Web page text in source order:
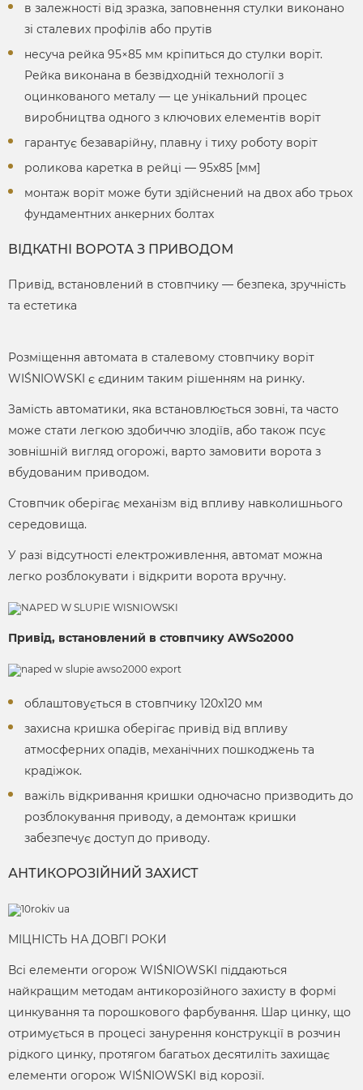
в залежності від зразка, заповнення стулки виконано
зі сталевих профілів або прутів
несуча рейка 95×85 мм кріпиться до стулки воріт.
Рейка виконана в безвідходній технології з
оцинкованого металу — це унікальний процес
виробництва одного з ключових елементів воріт
гарантує безаварійну, плавну і тиху роботу воріт
роликова каретка в рейці — 95х85 [мм]
монтаж воріт може бути здійснений на двох або трьох
фундаментних анкерних болтах
ВІДКАТНІ ВОРОТА З ПРИВОДОМ
Привід, встановлений в стовпчику — безпека, зручність
та естетика
Розміщення автомата в сталевому стовпчику воріт
WIŚNIOWSKI є єдиним таким рішенням на ринку.
Замість автоматики, яка встановлюється зовні, та часто
може стати легкою здобиччю злодіїв, або також псує
зовнішній вигляд огорожі, варто замовити ворота з
вбудованим приводом.
Стовпчик оберігає механізм від впливу навколишнього
середовища.
У разі відсутності електроживлення, автомат можна
легко розблокувати і відкрити ворота вручну.
Привід, встановлений в стовпчику AWSо2000
облаштовується в стовпчику 120х120 мм
захисна кришка оберігає привід від впливу
атмосферних опадів, механічних пошкоджень та
крадіжок.
важіль відкривання кришки одночасно призводить до
розблокування приводу, а демонтаж кришки
забезпечує доступ до приводу.
АНТИКОРОЗІЙНИЙ ЗАХИСТ
МІЦНІСТЬ НА ДОВГІ РОКИ
Всі елементи огорож WIŚNIOWSKI піддаються
найкращим методам антикорозійного захисту в формі
цинкування та порошкового фарбування. Шар цинку, що
отримується в процесі занурення конструкції в розчин
рідкого цинку, протягом багатьох десятиліть захищає
елементи огорож WIŚNIOWSKI від корозії.